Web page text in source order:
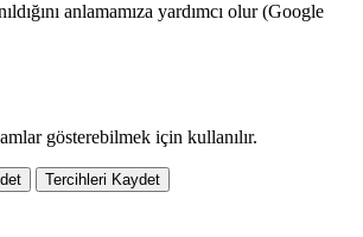
anlamamıza yardımcı olur (Google
gösterebilmek için kullanılır.
Tercihleri Kaydet